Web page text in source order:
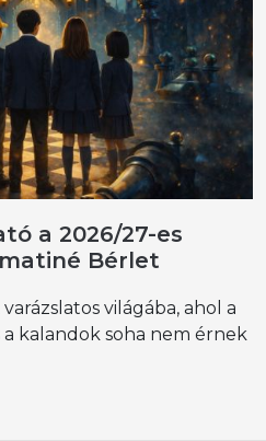
a 2026/27-es
Bérlet
világába, ahol a
kalandok soha nem érnek